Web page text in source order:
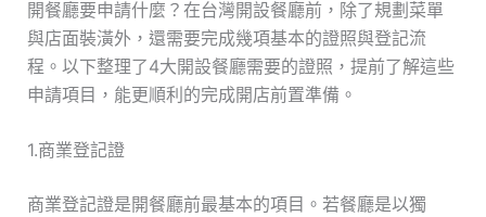
開餐廳要申請什麼？在台灣開設餐廳前，除了規劃菜單
與店面裝潢外，還需要完成幾項基本的證照與登記流
程。以下整理了4大開設餐廳需要的證照，提前了解這些
申請項目，能更順利的完成開店前置準備。
1.商業登記證
商業登記證是開餐廳前最基本的項目。若餐廳是以獨